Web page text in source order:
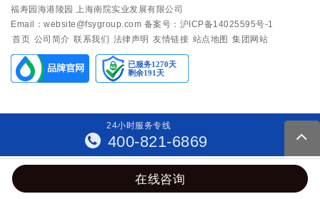
福寿园海港陵园 上海南院实业发展有限公司
Email：website@fsygroup.com 备案号：沪ICP备14025595号-1
首页 公司简介 联系我们 法律声明 友情链接 站点地图 集团网站
24小时服务专线
400-821-6869
在线咨询